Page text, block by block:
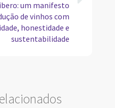
um manifesto
de vinhos com
honestidade e
sustentabilidade